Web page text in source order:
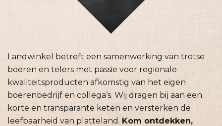
Landwinkel betreft een samenwerking van trotse
boeren en telers met passie voor regionale
kwaliteitsproducten afkomstig van het eigen
boerenbedrijf en collega’s. Wij dragen bij aan een
korte en transparante keten en versterken de
leefbaarheid van platteland. Kom ontdekken,